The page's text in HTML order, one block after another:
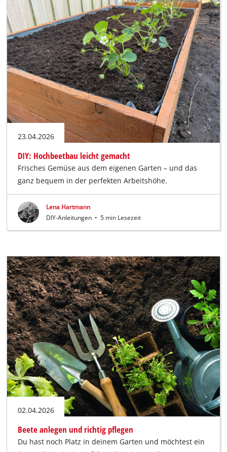
23.04.2026
DIY: Hochbeetbau leicht gemacht
Frisches Gemüse aus dem eigenen Garten – und das
ganz bequem in der perfekten Arbeitshöhe.
Lena Hartmann
DIY-Anleitungen • 5 min Lesezeit
02.04.2026
Beete anlegen und richtig pflegen
Du hast noch Platz in deinem Garten und möchtest ein